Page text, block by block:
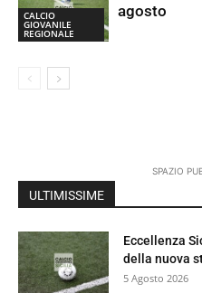
CALCIO
GIOVANILE
REGIONALE
agosto
SPAZIO
ULTIMISSIME
Eccellenza
della nuova
5 Agosto 2026